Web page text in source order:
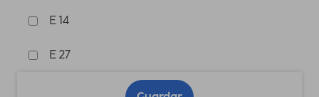
E 14
E 27